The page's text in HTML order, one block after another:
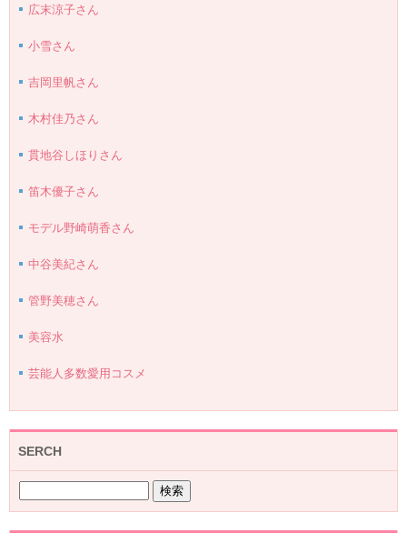
広末涼子さん
小雪さん
吉岡里帆さん
木村佳乃さん
貫地谷しほりさん
笛木優子さん
モデル野崎萌香さん
中谷美紀さん
管野美穂さん
美容水
芸能人多数愛用コスメ
SERCH